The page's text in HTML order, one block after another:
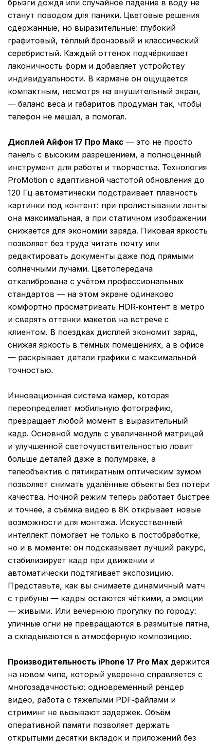
брызги дождя или случайное падение в воду не
станут поводом для паники. Цветовые решения
сдержанные, но выразительные: глубокий
графитовый, тёплый бронзовый и классический
серебристый. Каждый оттенок подчёркивает
лаконичность форм и добавляет устройству
индивидуальности. В кармане он ощущается
компактным, несмотря на внушительный экран,
— баланс веса и габаритов продуман так, чтобы
телефон не мешал, а помогал.
Дисплей Айфон 17 Про Макс — это не просто
панель с высоким разрешением, а полноценный
инструмент для работы и творчества. Технология
ProMotion с адаптивной частотой обновления до
120 Гц автоматически подстраивает плавность
картинки под контент: при пролистывании ленты
она максимальная, а при статичном изображении
снижается для экономии заряда. Пиковая яркость
позволяет без труда читать почту или
редактировать документы даже под прямыми
солнечными лучами. Цветопередача
откалибрована с учётом профессиональных
стандартов — на этом экране одинаково
комфортно просматривать HDR‑контент в метро
и сверять оттенки макетов на встрече с
клиентом. В поездках дисплей экономит заряд,
снижая яркость в тёмных помещениях, а в офисе
— раскрывает детали графики с максимальной
точностью.
Инновационная система камер, которая
переопределяет мобильную фотографию,
превращает любой момент в выразительный
кадр. Основной модуль с увеличенной матрицей
и улучшенной светочувствительностью ловит
больше деталей даже в полумраке, а
телеобъектив с пятикратным оптическим зумом
позволяет снимать удалённые объекты без потери
качества. Ночной режим теперь работает быстрее
и точнее, а съёмка видео в 8K открывает новые
возможности для монтажа. Искусственный
интеллект помогает не только в постобработке,
но и в моменте: он подсказывает лучший ракурс,
стабилизирует кадр при движении и
автоматически подтягивает экспозицию.
Представьте, как вы снимаете динамичный матч
с трибуны — кадры остаются чёткими, а эмоции
— живыми. Или вечернюю прогулку по городу:
уличные огни не превращаются в размытые пятна,
а складываются в атмосферную композицию.
Производительность iPhone 17 Pro Max держится
на новом чипе, который уверенно справляется с
многозадачностью: одновременный рендер
видео, работа с тяжёлыми PDF‑файлами и
стриминг не вызывают задержек. Объём
оперативной памяти позволяет держать
открытыми десятки вкладок и приложений без